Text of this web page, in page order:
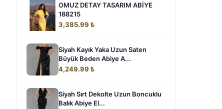
OMUZ DETAY TASARIM ABİYE
188215
3,385.99 ₺
Siyah Kayık Yaka Uzun Saten
Büyük Beden Abiye A...
4,249.99 ₺
Siyah Sırt Dekolte Uzun Boncuklu
Balık Abiye El...